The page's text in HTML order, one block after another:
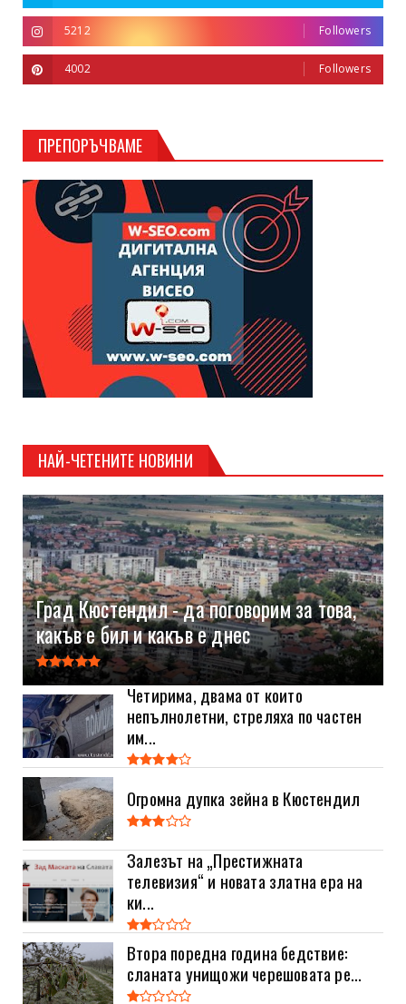
5212 Followers
4002 Followers
ПРЕПОРЪЧВАМЕ
НАЙ-ЧЕТЕНИТЕ НОВИНИ
Град Кюстендил - да поговорим за това,
какъв е бил и какъв е днес
Четирима, двама от които
непълнолетни, стреляха по частен
им...
Огромна дупка зейна в Кюстендил
Залезът на „Престижната
телевизия“ и новата златна ера на
ки...
Втора поредна година бедствие:
сланата унищожи черешовата ре...